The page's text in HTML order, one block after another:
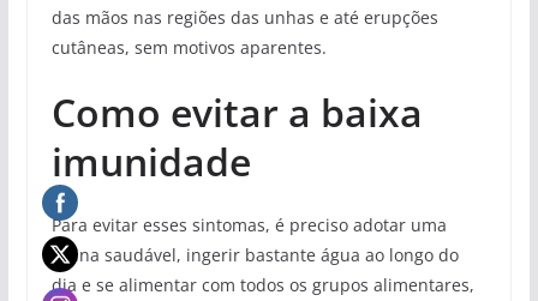
das mãos nas regiões das unhas e até erupções
cutâneas, sem motivos aparentes.
Como evitar a baixa
imunidade
Para evitar esses sintomas, é preciso adotar uma
rotina saudável, ingerir bastante água ao longo do
dia e se alimentar com todos os grupos alimentares,